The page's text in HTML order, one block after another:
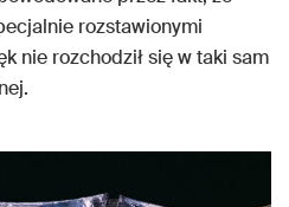
rozstawionymi
nie rozchodził się w taki sam